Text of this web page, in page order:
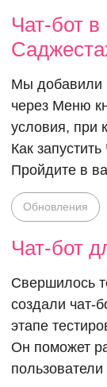
Чат-бот
Мы добавили
через Меню
условия, при
Как
Пройдите в
и
Обновления
Чат-бот
Свершилось
создали чат-
этапе
Он поможет